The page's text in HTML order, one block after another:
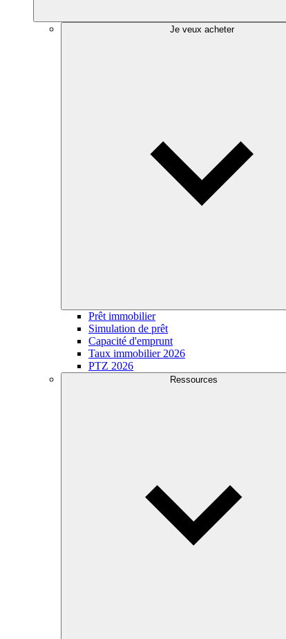
Je veux acheter
Prêt immobilier
Simulation de prêt
Capacité d'emprunt
Taux immobilier 2026
PTZ 2026
Ressources